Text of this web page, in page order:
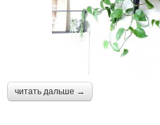
читать дальше →